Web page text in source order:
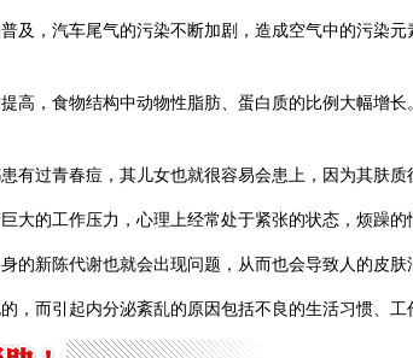
及，汽车尾气的污染不断加剧，造成空气中的污染
高，食物结构中动物性脂肪、蛋白质的比例大幅增
过青春痘，其儿女也就很容易会患上，因为其肤质
大的工作压力，心理上经常处于紧张的状态，烦躁
的新陈代谢也就会出现问题，从而也会导致人的皮
，而引起内分泌紊乱的原因包括不良的生活习惯、